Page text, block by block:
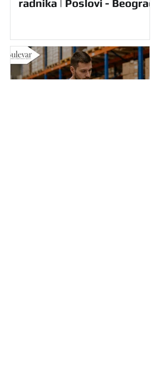
radnika | Poslovi - Beograd